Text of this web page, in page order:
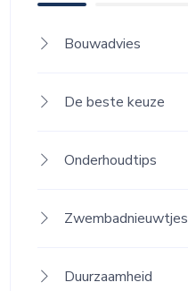
Bouwadvies
De beste keuze
Onderhoudtips
Zwembadnieuwtjes
Duurzaamheid